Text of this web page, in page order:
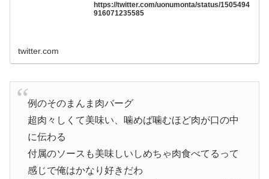
https://twitter.com/uonumonta/status/1505494
916071235585
twitter.com
例のそのまんま肉バーグ
超肉々しくて美味い、噛めば噛むほど肉が口の中
に伝わる
付属のソースも美味しいしめちゃ肉食べてるって
感じで俺はかなり好きだわ